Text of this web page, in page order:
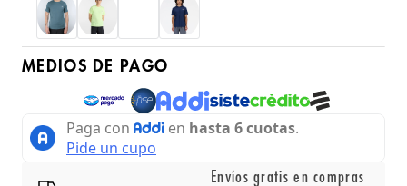
MEDIOS DE PAGO
Envíos gratis en compras